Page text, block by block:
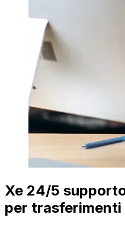
Xe 24/5
per trasferimenti